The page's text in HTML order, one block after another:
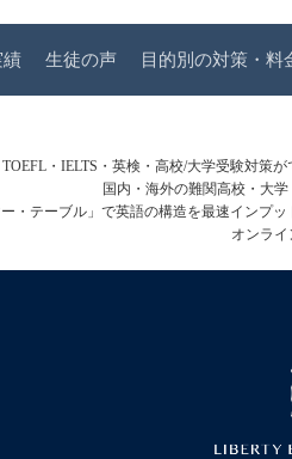
績 生徒の声 目的別の対策・料
・IELTS・英検・高校/大学受験対策
国内・海外の難関高校・大
・テーブル」で英語の構造を最速インプ
オンライ